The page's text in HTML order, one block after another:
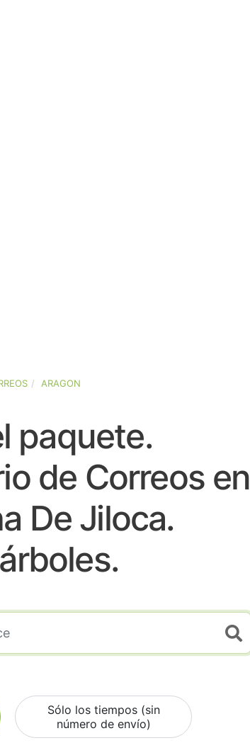
ARAGON
paquete.
de Correos en
De Jiloca.
Sólo los tiempos (sin
número de envío)